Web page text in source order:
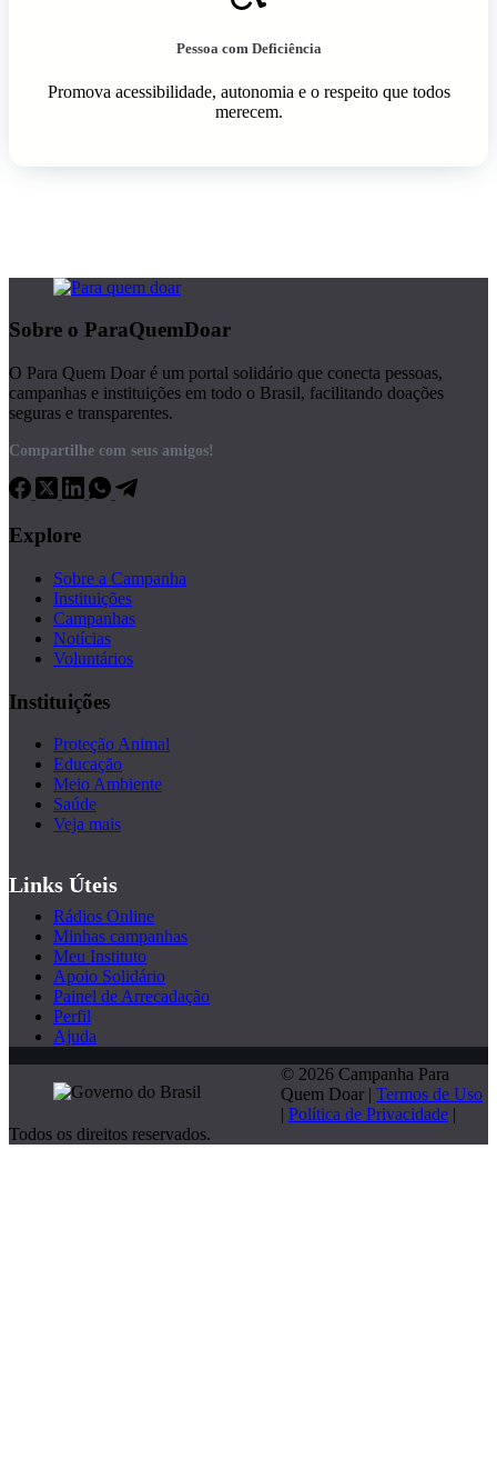
Pessoa com Deficiência
Promova acessibilidade, autonomia e o respeito que todos
merecem.
Sobre o ParaQuemDoar
O Para Quem Doar é um portal solidário que conecta pessoas,
campanhas e instituições em todo o Brasil, facilitando doações
seguras e transparentes.
Compartilhe com seus amigos!
Explore
Sobre a Campanha
Instituições
Campanhas
Notícias
Voluntários
Instituições
Proteção Animal
Educação
Meio Ambiente
Saúde
Veja mais
Links Úteis
Rádios Online
Minhas campanhas
Meu Instituto
Apoio Solidário
Painel de Arrecadação
Perfil
Ajuda
© 2026 Campanha Para
Quem Doar | Termos de Uso
| Política de Privacidade |
Todos os direitos reservados.